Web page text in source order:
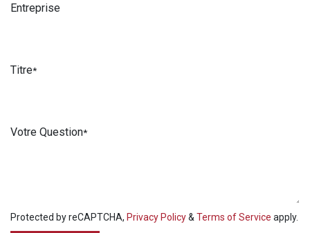
Entreprise
Titre*
Votre Question*
Protected by reCAPTCHA, Privacy Policy& Terms of Service apply.